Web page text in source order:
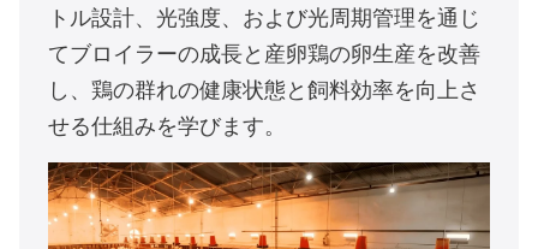
トル設計、光強度、および光周期管理を通じ
てブロイラーの成長と産卵鶏の卵生産を改善
し、鶏の群れの健康状態と飼料効率を向上さ
せる仕組みを学びます。